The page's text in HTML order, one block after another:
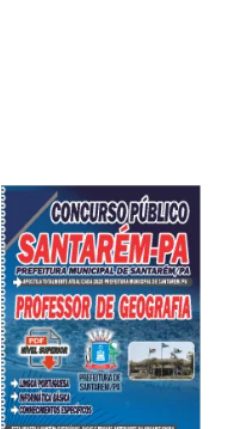
Add to
wishlist